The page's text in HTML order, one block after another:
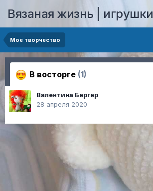
Вязаная жизнь | игрушки
Мое творчество
В восторге (1)
Валентина Бергер
28 апреля 2020